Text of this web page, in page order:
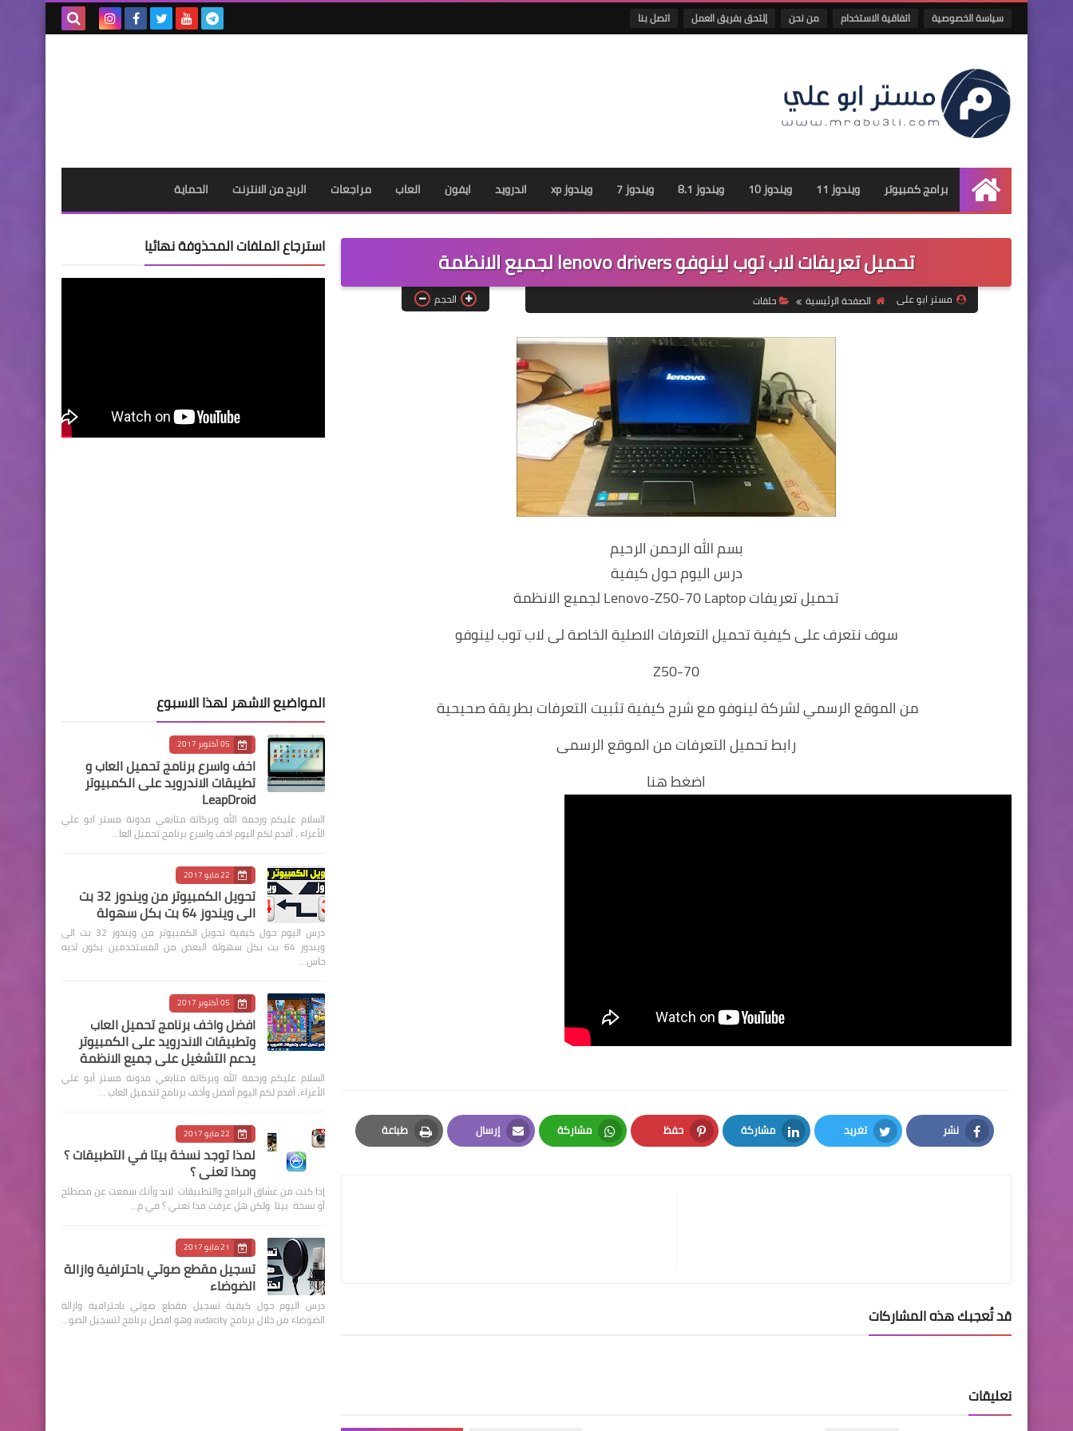
سياسة الخصوصية اتفاقية الاستخدام من نحن إلتحق بفريق العمل اتصل بنا
الرئيسية
برامج كمبيوتر ويندوز 11 ويندوز 10 ويندوز 8.1 ويندوز 7 ويندوز xp اندرويد ايفون العاب مراجعات الربح من الانترنت الحماية
تحميل تعريفات لاب توب لينوفو lenovo drivers لجميع الانظمة
مستر ابو على الصفحة الرئيسية حلقات الحجم
بسم الله الرحمن الرحيم
درس اليوم حول كيفية
تحميل تعريفات Lenovo-Z50-70 Laptop لجميع الانظمة
سوف نتعرف على كيفية تحميل التعرفات الاصلية الخاصة لى لاب توب لينوفو
Z50-70
من الموقع الرسمي لشركة لينوفو مع شرح كيفية تثبيت التعرفات بطريقة صحيحية
رابط تحميل التعرفات من الموقع الرسمى
اضغط هنا
نشر
Facebook
تغريد
Twitter
مشاركة
LinkedIn
حفظ
Pinterest
مشاركة
Whatsapp
إرسال
Email
طباعة
Print
قد تُعجبك هذه المشاركات
تعليقات
استرجاع الملفات المحذوفة نهائيا
المواضيع الاشهر لهذا الاسبوع
05 أكتوبر 2017
اخف واسرع برنامج تحميل العاب و
تطيبقات الاندرويد على الكمبيوتر
LeapDroid
السلام عليكم ورحمة الله وبركاتة متابعي مدونة مستر ابو علي
الأعزاء ، أقدم لكم اليوم اخف واسرع برنامج تحميل العا…
22 مايو 2017
تحويل الكمبيوتر من ويندوز 32 بت
الى ويندوز 64 بت بكل سهولة
درس اليوم حول كيفية تحويل الكمبيوتر من ويندوز 32 بت الى
ويندوز 64 بت بكل سهولة البعض من المستخدمين يكون لديه
حاس…
05 أكتوبر 2017
افضل واخف برنامج تحميل العاب
وتطبيقات الاندرويد على الكمبيوتر
يدعم التشغيل على جميع الانظمة
السلام عليكم ورحمة الله وبركاتة متابعي مدونة مستر أبو علي
الأعزاء، أقدم لكم اليوم أفضل وأخف برنامج لتحميل العاب …
22 مايو 2017
لمذا توجد نسخة بيتا في التطبيقات ؟
ومذا تعني ؟
إذا كنت من عشاق البرامج والتطبيقات لابد وأنك سمعت عن مصطلح
أو نسخة بيتا ولكن هل عرفت مذا تعني ؟ في م…
21 مايو 2017
تسجيل مقطع صوتي باحترافية وازالة
الضوضاء
درس اليوم حول كيفية تسجيل مقطع صوتي باحترافية وازالة
الضوضاء من خلال برنامج audacity وهو افضل برنامج لتسجيل الصو…